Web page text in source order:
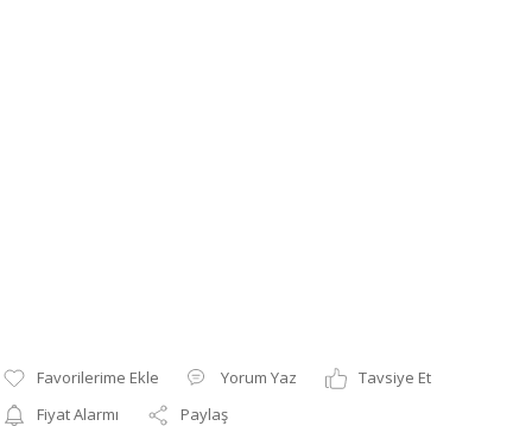
Yorum Yaz
Tavsiye Et
Fiyat Alarmı
Paylaş